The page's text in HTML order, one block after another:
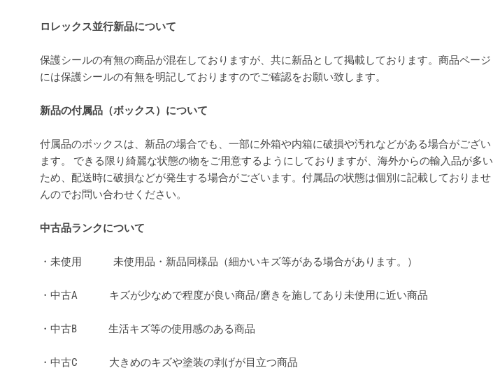
ロレックス並行新品について
保護シールの有無の商品が混在しておりますが、共に新品として掲載しております。商品ページ
には保護シールの有無を明記しておりますのでご確認をお願い致します。
新品の付属品（ボックス）について
付属品のボックスは、新品の場合でも、一部に外箱や内箱に破損や汚れなどがある場合がござい
ます。 できる限り綺麗な状態の物をご用意するようにしておりますが、海外からの輸入品が多い
ため、配送時に破損などが発生する場合がございます。付属品の状態は個別に記載しておりませ
んのでお問い合わせください。
中古品ランクについて
・未使用 未使用品・新品同様品（細かいキズ等がある場合があります。）
・中古A キズが少なめで程度が良い商品/磨きを施してあり未使用に近い商品
・中古B 生活キズ等の使用感のある商品
・中古C 大きめのキズや塗装の剥げが目立つ商品